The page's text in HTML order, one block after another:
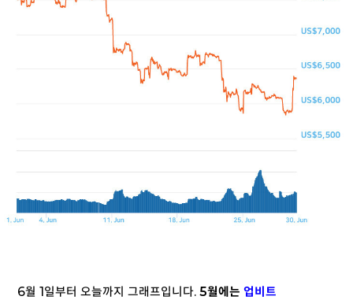
6월 1일부터 오늘까지 그래프입니다. 5월에는 업비트